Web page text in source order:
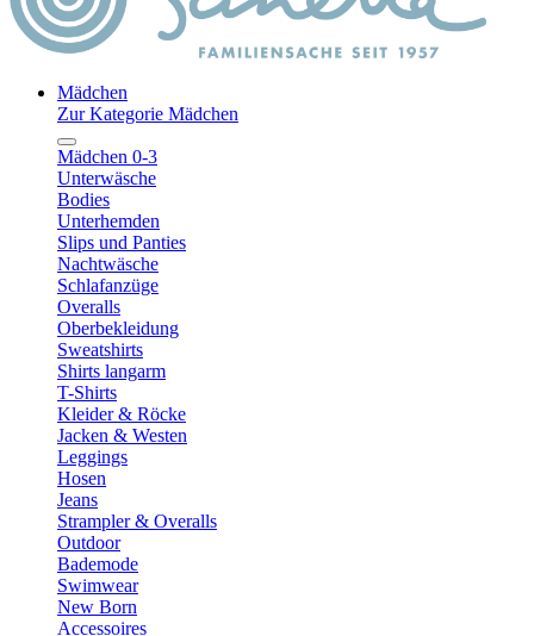
Mädchen
Zur Kategorie Mädchen
Mädchen 0-3
Unterwäsche
Bodies
Unterhemden
Slips und Panties
Nachtwäsche
Schlafanzüge
Overalls
Oberbekleidung
Sweatshirts
Shirts langarm
T-Shirts
Kleider & Röcke
Jacken & Westen
Leggings
Hosen
Jeans
Strampler & Overalls
Outdoor
Bademode
Swimwear
New Born
Accessoires